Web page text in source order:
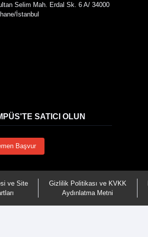
Selim Mah. Erdal Sk. 6 A/ 34000
İstanbul
SATICI OLUN
Başvur
ve Site
Gizlilik Politikası ve KVKK
Aydınlatma Metni